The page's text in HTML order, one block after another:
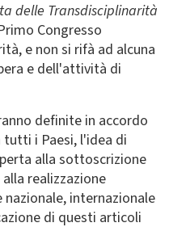
delle Transdisciplinarità
Congresso
e non si rifà ad alcuna
e dell'attività di
definite in accordo
tutti i Paesi, l'idea di
alla sottoscrizione
realizzazione
internazionale
di questi articoli